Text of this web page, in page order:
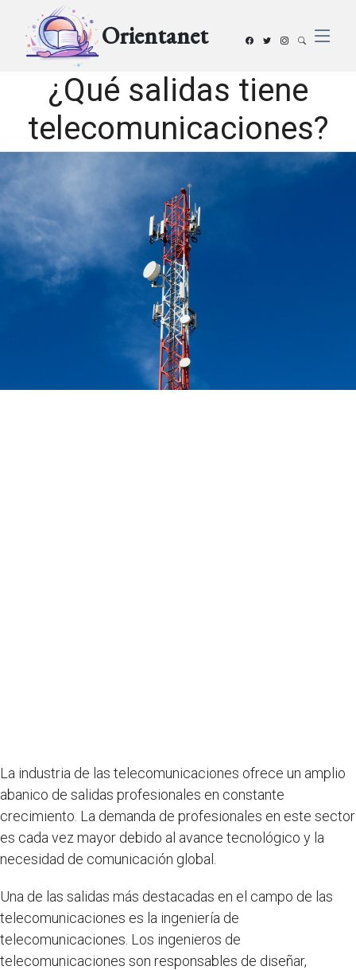
Orientanet
¿Qué salidas tiene
telecomunicaciones?
La industria de las telecomunicaciones ofrece un amplio
abanico de salidas profesionales en constante
crecimiento. La demanda de profesionales en este sector
es cada vez mayor debido al avance tecnológico y la
necesidad de comunicación global.
Una de las salidas más destacadas en el campo de las
telecomunicaciones es la ingeniería de
telecomunicaciones. Los ingenieros de
telecomunicaciones son responsables de diseñar,